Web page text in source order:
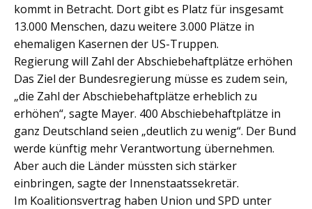
kommt in Betracht. Dort gibt es Platz für insgesamt
13.000 Menschen, dazu weitere 3.000 Plätze in
ehemaligen Kasernen der US-Truppen.
Regierung will Zahl der Abschiebehaftplätze erhöhen
Das Ziel der Bundesregierung müsse es zudem sein,
„die Zahl der Abschiebehaftplätze erheblich zu
erhöhen“, sagte Mayer. 400 Abschiebehaftplätze in
ganz Deutschland seien „deutlich zu wenig“. Der Bund
werde künftig mehr Verantwortung übernehmen.
Aber auch die Länder müssten sich stärker
einbringen, sagte der Innenstaatssekretär.
Im Koalitionsvertrag haben Union und SPD unter